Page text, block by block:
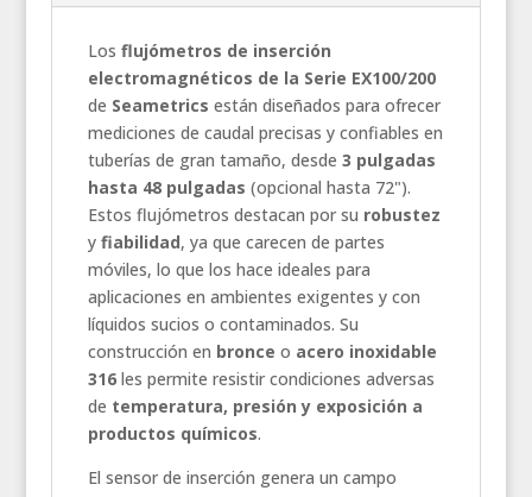
Los flujómetros de inserción
electromagnéticos de la Serie EX100/200
de Seametrics están diseñados para ofrecer
mediciones de caudal precisas y confiables en
tuberías de gran tamaño, desde 3 pulgadas
hasta 48 pulgadas (opcional hasta 72").
Estos flujómetros destacan por su robustez
y fiabilidad, ya que carecen de partes
móviles, lo que los hace ideales para
aplicaciones en ambientes exigentes y con
líquidos sucios o contaminados. Su
construcción en bronce o acero inoxidable
316les permite resistir condiciones adversas
de temperatura, presión y exposición a
productos químicos.
El sensor de inserción genera un campo